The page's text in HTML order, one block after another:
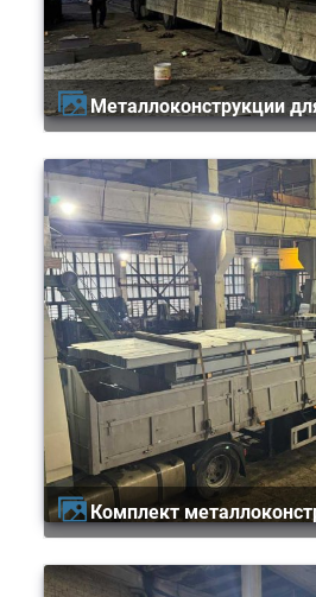
Металлоконструкции
Комплект